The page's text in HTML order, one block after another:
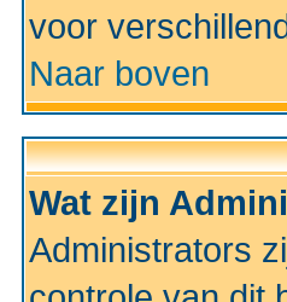
voor
Naar boven
Wat zijn
Administrators